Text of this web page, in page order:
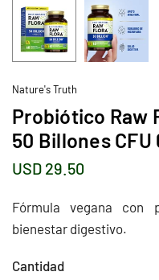
Nature's Truth
Probiótico Raw
50 Billones CFU
Precio
USD 29.50
Fórmula vegana con
bienestar digestivo.
Cantidad